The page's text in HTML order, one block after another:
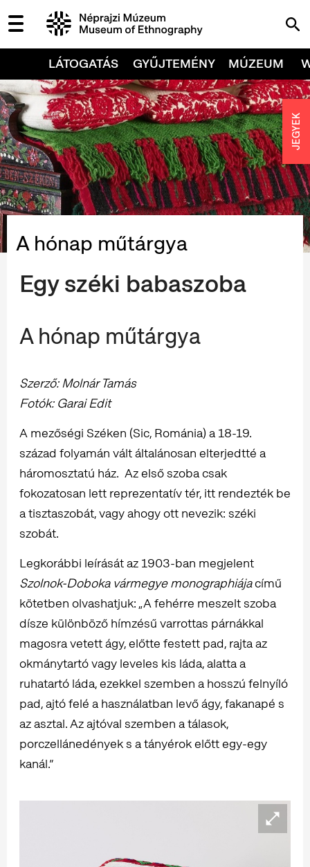
LÁTOGATÁS GYŰJTEMÉNY MÚZEUM
A hónap műtárgya
Egy széki babaszoba
A hónap műtárgya
Szerző: Molnár Tamás
Fotók: Garai Edit
A mezőségi Széken (Sic, Románia) a 18-19.
század folyamán vált általánosan elterjedtté a
háromosztatú ház. Az első szoba csak
fokozatosan lett reprezentatív tér, itt rendezték be
a tisztaszobát, vagy ahogy ott nevezik: széki
szobát.
Legkorábbi leírását az 1903-ban megjelent
Szolnok-Doboka vármegye monographiájacímű
kötetben olvashatjuk: „A fehérre meszelt szoba
dísze különböző hímzésű varrottas párnákkal
magosra vetett ágy, előtte festett pad, rajta az
okmánytartó vagy leveles kis láda, alatta a
ruhatartó láda, ezekkel szemben a hosszú felnyíló
pad, ajtó felé a használatban levő ágy, fakanapé s
az asztal. Az ajtóval szemben a tálasok,
porczellánedények s a tányérok előtt egy-egy
kanál.”
JEGYEK